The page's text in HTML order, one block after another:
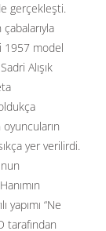
gerçekleşti.
1957 model
Alışık
yer verilirdi.
yapımı “Ne
tarafından